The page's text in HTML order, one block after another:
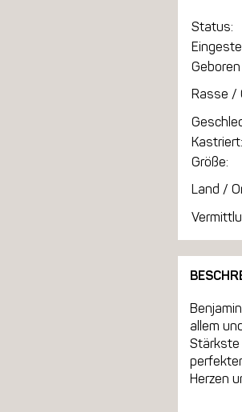
Status:
Geboren
Rasse /
Kastriert:
Größe:
Land /
allem
Stärkste
Herzen